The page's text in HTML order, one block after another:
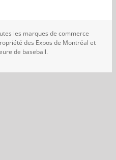
les marques de commerce
des Expos de Montréal et
de baseball.